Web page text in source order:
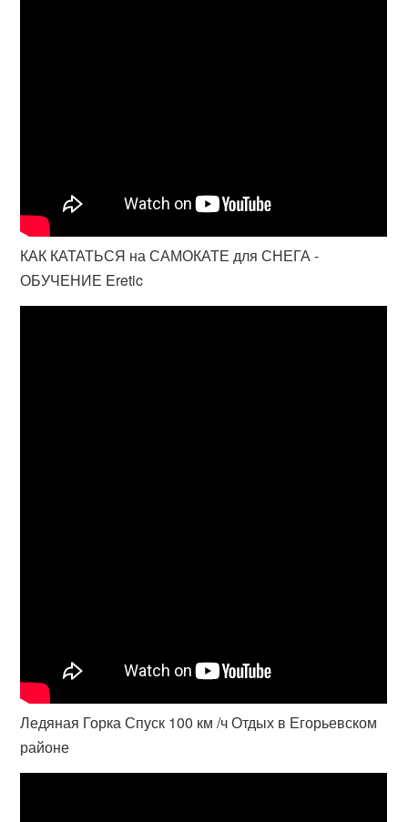
КАК КАТАТЬСЯ на САМОКАТЕ для СНЕГА -
ОБУЧЕНИЕ Eretic
Ледяная Горка Спуск 100 км /ч Отдых в Егорьевском
районе